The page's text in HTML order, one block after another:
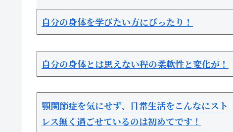
自分の身体を学びたい方にぴったり！
自分の身体とは思えない程の柔軟性と変化が！
顎関節症を気にせず、日常生活をこんなにスト
レス無く過ごせているのは初めてです！